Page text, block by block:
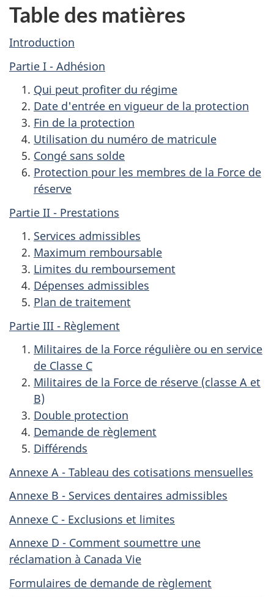
Table des matières
Introduction
Partie I - Adhésion
Qui peut profiter du régime
Date d'entrée en vigueur de la protection
Fin de la protection
Utilisation du numéro de matricule
Congé sans solde
Protection pour les membres de la Force de
réserve
Partie II - Prestations
Services admissibles
Maximum remboursable
Limites du remboursement
Dépenses admissibles
Plan de traitement
Partie III - Règlement
Militaires de la Force régulière ou en service
de Classe C
Militaires de la Force de réserve (classe A et
B)
Double protection
Demande de règlement
Différends
Annexe A - Tableau des cotisations mensuelles
Annexe B - Services dentaires admissibles
Annexe C - Exclusions et limites
Annexe D - Comment soumettre une
réclamation à Canada Vie
Formulaires de demande de règlement